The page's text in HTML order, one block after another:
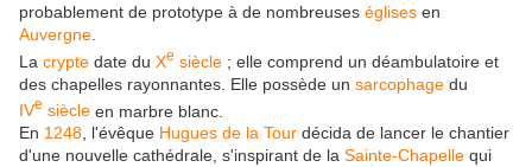
probablement de prototype à de nombreuses églises en
Auvergne
La crypte date du Xe siècle ; elle comprend un déambulatoire et
des chapelles rayonnantes. Elle possède un sarcophage du
IVe siècle en marbre blanc.
En 1248, l'évêque Hugues de la Tour décida de lancer le chantier
d'une nouvelle cathédrale, s'inspirant de la Sainte-Chapelle qui